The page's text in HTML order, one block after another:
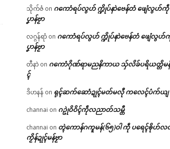
သိုက်ဇံ on ဂကောံရပ်လွဟ် က္ဍိုပ်နာဲဗေန်တံ ဖျေံလွဟ်ကဵု
ပၞာန်ဗၟာ
လဂ္ဂန်ရာံ on ဂကောံရပ်လွဟ် က္ဍိုပ်နာဲဗေန်တံ ဖျေံလွဟ်
ပၞာန်ဗၟာ
တီနာဲ on ဂကောံဂိုဏ်ရာမညနိကာယ သှ်လိခ်ပရိယတ္တိမန်
ၚ်
ဒိဟနန် on ရုၚ်ဆက်ဆောံဍုၚ်မတ်မလီု ကလေၚ်ပံက်ယျ
channai on ဂဥုဲဝိဝိၚ်ကဵုလညာတ်သမ္တီ
channai on တ္ၚဲကောန်ဂကူမန်(၆၅)ဝါ ကဵု ပရေၚ်ၜိုဟ်
ကၟိန်ဍုၚ်မန်ဗၟာ